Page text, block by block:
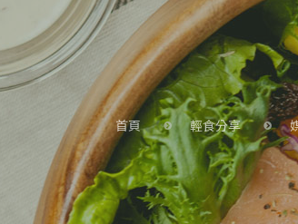
首頁 輕食分享